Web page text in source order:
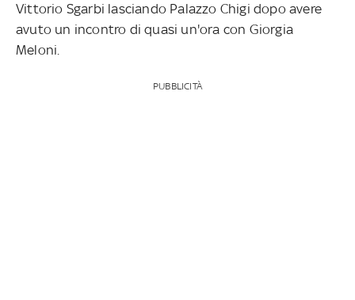
Vittorio Sgarbi lasciando Palazzo Chigi dopo avere
avuto un incontro di quasi un'ora con Giorgia
Meloni.
PUBBLICITÀ